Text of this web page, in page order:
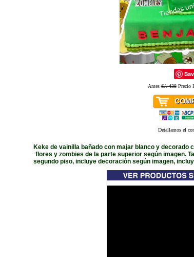
AntesS/. 438Precio
Detallamos el
Keke de vainilla bañado con majar blanco y
flores y zombies de la parte superior según imagen.
segundo piso, incluye decoración según imagen,